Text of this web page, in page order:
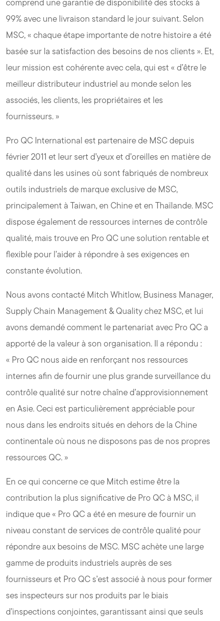
99% avec une livraison standard le jour suivant. Selon
MSC, « chaque étape importante de notre histoire a été
basée sur la satisfaction des besoins de nos clients ». Et,
leur mission est cohérente avec cela, qui est « d’être le
meilleur distributeur industriel au monde selon les
associés, les clients, les propriétaires et les
fournisseurs. »
Pro QC International est partenaire de MSC depuis
février 2011 et leur sert d’yeux et d’oreilles en matière de
qualité dans les usines où sont fabriqués de nombreux
outils industriels de marque exclusive de MSC,
principalement à Taiwan, en Chine et en Thaïlande. MSC
dispose également de ressources internes de contrôle
qualité, mais trouve en Pro QC une solution rentable et
flexible pour l’aider à répondre à ses exigences en
constante évolution.
Nous avons contacté Mitch Whitlow, Business Manager,
Supply Chain Management & Quality chez MSC, et lui
avons demandé comment le partenariat avec Pro QC a
apporté de la valeur à son organisation. Il a répondu :
« Pro QC nous aide en renforçant nos ressources
internes afin de fournir une plus grande surveillance du
contrôle qualité sur notre chaîne d’approvisionnement
en Asie. Ceci est particulièrement appréciable pour
nous dans les endroits situés en dehors de la Chine
continentale où nous ne disposons pas de nos propres
ressources QC. »
En ce qui concerne ce que Mitch estime être la
contribution la plus significative de Pro QC à MSC, il
indique que « Pro QC a été en mesure de fournir un
niveau constant de services de contrôle qualité pour
répondre aux besoins de MSC. MSC achète une large
gamme de produits industriels auprès de ses
fournisseurs et Pro QC s’est associé à nous pour former
ses inspecteurs sur nos produits par le biais
d’inspections conjointes, garantissant ainsi que seuls